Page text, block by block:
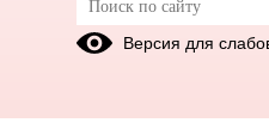
Безопасность на
зимний период
Версия для